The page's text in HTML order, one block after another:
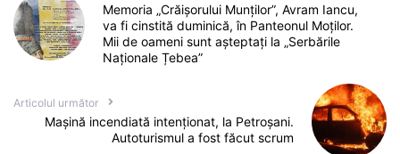
Memoria „Crăișorului Munților”, Avram Iancu,
va fi cinstită duminică, în Panteonul Moților.
Mii de oameni sunt așteptați la „Serbările
Naționale Țebea”
Articolul următor
Mașină incendiată intenționat, la Petroșani.
Autoturismul a fost făcut scrum